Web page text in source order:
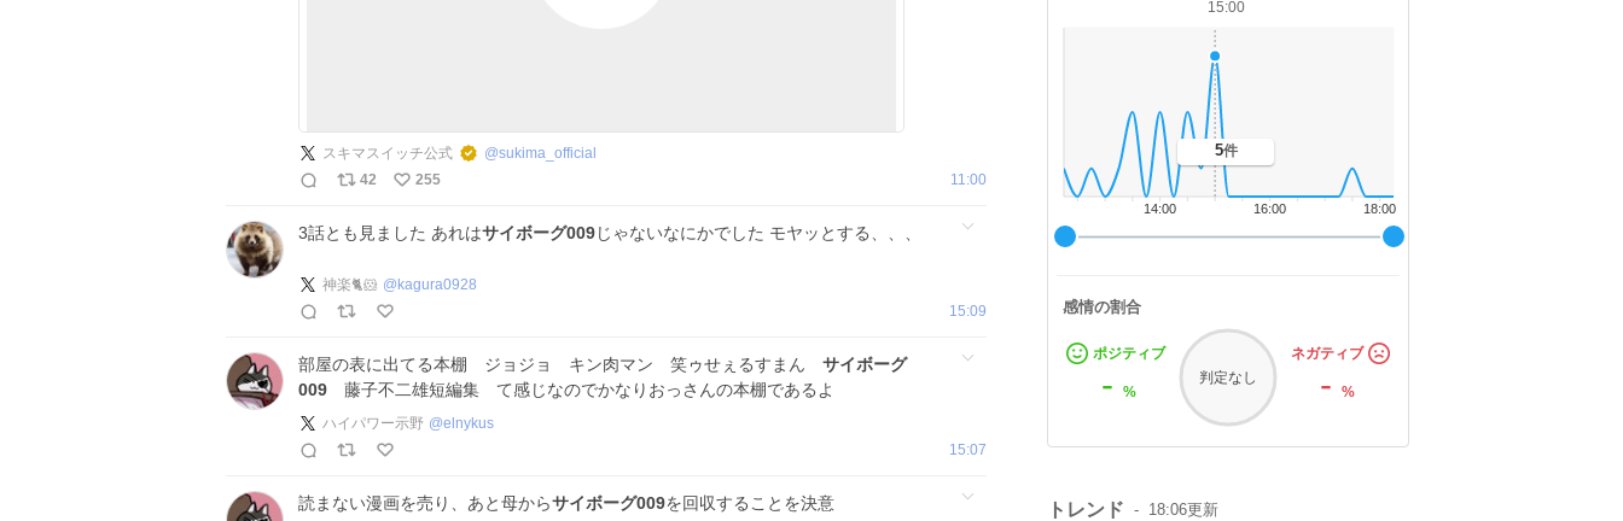
スキマスイッチ公式 @sukima_official
42
255 11:00
3話とも見ました あれはサイボーグ009じゃないなにかでした モヤッとする、、、
神楽🐈🐹 @ kagura0928
15:09
部屋の表に出てる本棚 ジョジョ キン肉マン 笑ゥせぇるすまん サイボーグ
009 藤子不二雄短編集 て感じなのでかなりおっさんの本棚であるよ
ハイパワー示野 @elnykus
15:07
読まない漫画を売り、あと母からサイボーグ009を回収することを決意
18:00
16:00
14:00
15:00
5件
感情の割合
ポジティブ
- %
判定なし
ネガティブ
-%
トレンド 18:06更新